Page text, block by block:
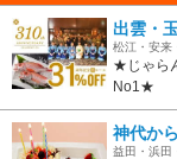
出雲・
松江・安来
★じゃら
No1★
神代か
益田・浜田